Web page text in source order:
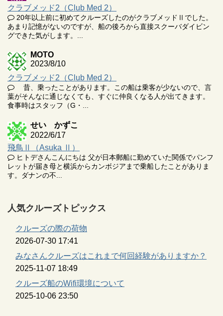
クラブメッド2（Club Med 2）
20年以上前に初めてクルーズしたのがクラブメッドⅡでした。
あまり記憶がないのですが、船の後ろから直接スクーバダイビン
グできた気がします。...
MOTO
2023/8/10
クラブメッド2（Club Med 2）
昔、乗ったことがあります。この船は乗客が少ないので、言
葉がそんなに通じなくても、すぐに仲良くなる人が出てきます。
食事時はスタッフ（G・...
せい かずこ
2022/6/17
飛鳥Ⅱ（Asuka Ⅱ）
ヒトデさんこんにちは 父が日本郵船に勤めていた関係でパンフ
レットが届き母と横浜からカンボジアまで乗船したことがありま
す。ダナンの不...
人気クルーズトピックス
クルーズの際の荷物
2026-07-30 17:41
みなさんクルーズはこれまで何回経験がありますか？
2025-11-07 18:49
クルーズ船のWifi環境について
2025-10-06 23:50